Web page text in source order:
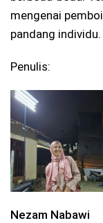
mengenai
pandang individu.
Penulis:
Nezam Nabawi